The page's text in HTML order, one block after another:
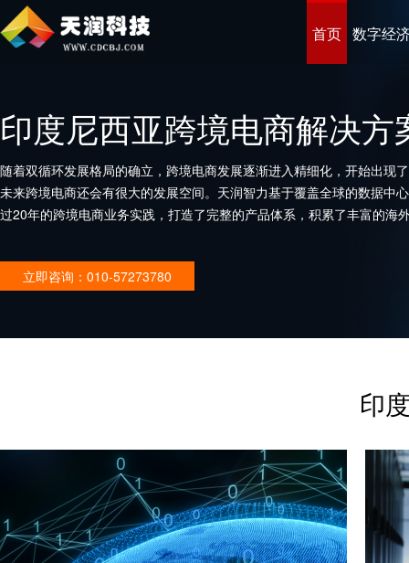
首页 数字经
印度尼西亚跨境电商解决方
随着双循环发展格局的确立，跨境电商发展逐渐进入精细化，开始出现
未来跨境电商还会有很大的发展空间。天润智力基于覆盖全球的数据中
过20年的跨境电商业务实践，打造了完整的产品体系，积累了丰富的海
立即咨询：010-57273780
印